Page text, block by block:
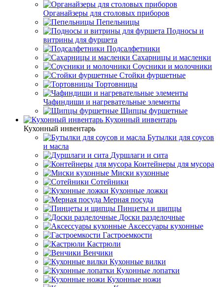
Органайзеры для столовых приборов
Пепельницы
Подносы и
витрины для фуршета
Подсалфетники
Сахарницы и масленки
Соусники и молочники
Стойки фуршетные
Тортовницы
Чафиндиши и нагревательные элементы
Щипцы фуршетные
Кухонный инвентарь
Кухонный инвентарь
Бутылки для соусов
и масла
Дуршлаги и сита
Контейнеры для мусора
Миски кухонные
Сотейники
Кухонные ложки
Мерная посуда
Пинцеты и щипцы
Доски разделочные
Аксессуары кухонные
Гастроемкости
Кастрюли
Венчики
Кухонные вилки
Кухонные лопатки
Кухонные ножи